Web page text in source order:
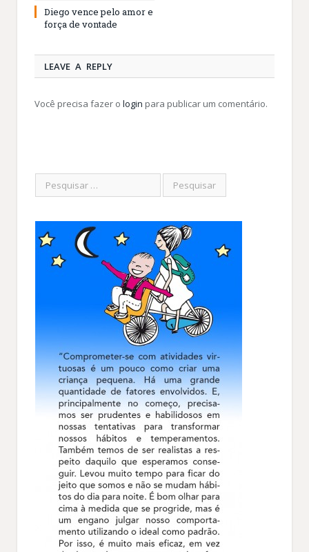
Diego vence pelo amor e
força de vontade
LEAVE A REPLY
Você precisa fazer o login para publicar um comentário.